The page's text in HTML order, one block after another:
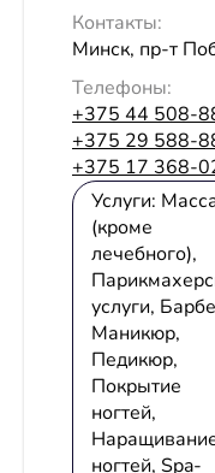
Контакты:
Минск, пр-т
Телефоны:
+375 44 508-
+375 29 588-
+375 17 368-
Услуги:
(кроме
лечебного),
услуги,
Маникюр,
Педикюр,
Покрытие
ногтей,
ногтей, Spa-